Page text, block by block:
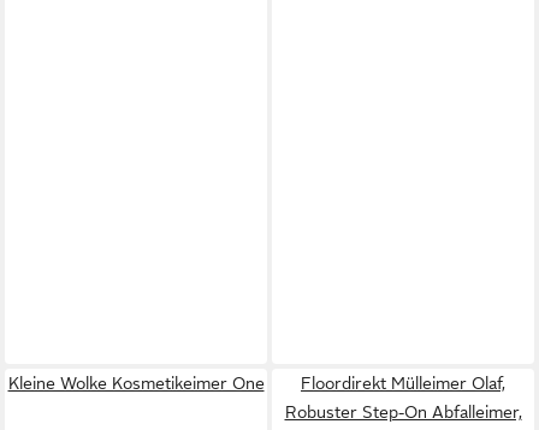
Kleine Wolke Kosmetikeimer One
Floordirekt Mülleimer Olaf,
Robuster Step-On Abfalleimer,